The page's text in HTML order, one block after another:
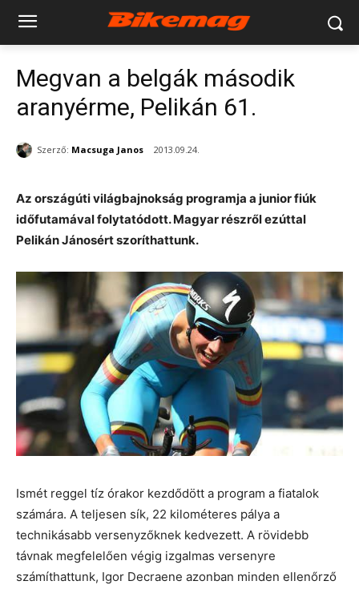
Megvan a belgák második
aranyérme, Pelikán 61.
Szerző: Macsuga Janos 2013.09.24.
Az országúti világbajnokság programja a junior fiúk
időfutamával folytatódott. Magyar részről ezúttal
Pelikán Jánosért szoríthattunk.
Ismét reggel tíz órakor kezdődött a program a fiatalok
számára. A teljesen sík, 22 kilométeres pálya a
technikásabb versenyzőknek kedvezett. A rövidebb
távnak megfelelően végig izgalmas versenyre
számíthattunk, Igor Decraene azonban minden ellenőrző